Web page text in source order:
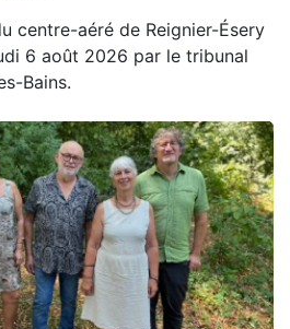
centre-aéré de Reignier-Ésery
6 août 2026 par le tribunal
Bains.